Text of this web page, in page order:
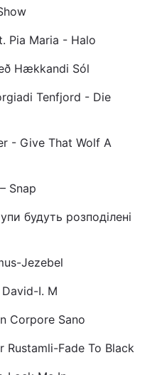
Pia Maria - Halo
Hækkandi Sól
Tenfjord - Die
- Give That Wolf A
Snap
будуть розподілені
Jezebel
I. M
Corpore Sano
Rustamli-Fade To Black